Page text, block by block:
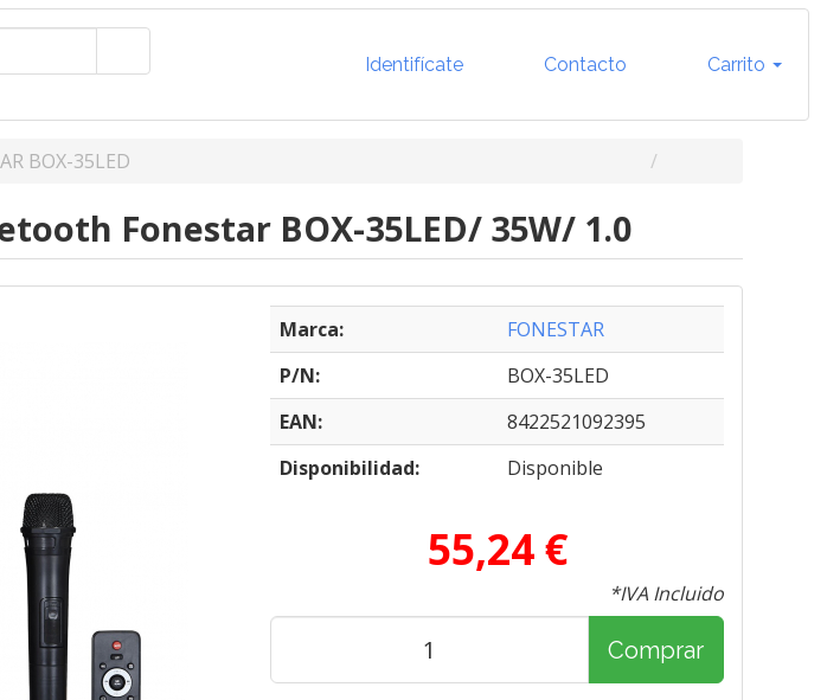
Identifícate Contacto Carrito
BOX-35LED
Fonestar BOX-35LED/ 35W/ 1.0
Marca:
FONESTAR
P/N:
BOX-35LED
EAN:
8422521092395
Disponibilidad:
Disponible
55,24 €
*IVA Incluido
Comprar